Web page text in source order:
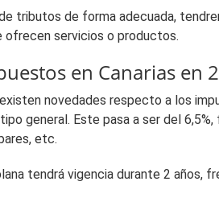
tributos de forma adecuada,
ofrecen servicios o productos.
en Canarias en
novedades respecto a los
general. Este pasa a ser del
etc.
tendrá vigencia durante 2 años,